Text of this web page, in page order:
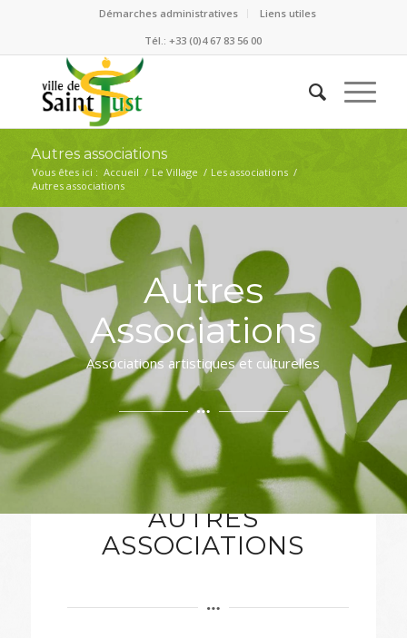
Démarches administratives
Liens utiles
Tél.: +33 (0)4 67 83 56 00
Autres associations
Vous êtes ici : Accueil / Le Village / Les associations /
Autres associations
Autres
Associations
Associations artistiques et culturelles
AUTRES
ASSOCIATIONS